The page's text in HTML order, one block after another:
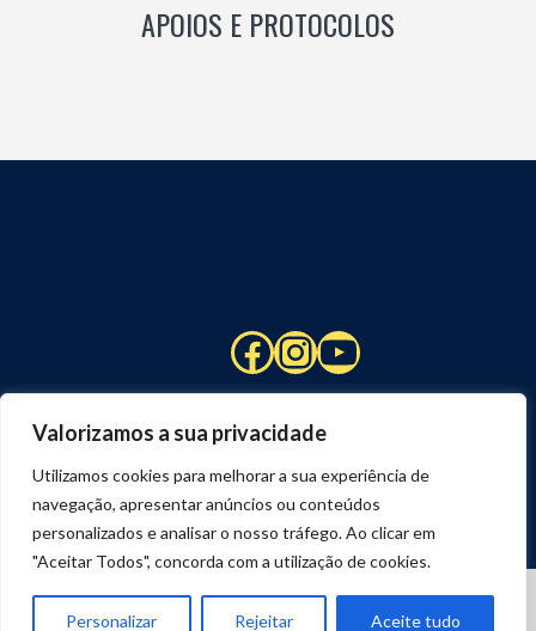
Valorizamos a sua privacidade
Utilizamos cookies para melhorar a sua experiência de
navegação, apresentar anúncios ou conteúdos
personalizados e analisar o nosso tráfego. Ao clicar em
"Aceitar Todos", concorda com a utilização de cookies.
Personalizar Rejeitar Aceite tudo
APOIOS E PROTOCOLOS
Facebook
Instagram
YouTube
DESENVOLVIDO POR
JOSEXAVIER.COM